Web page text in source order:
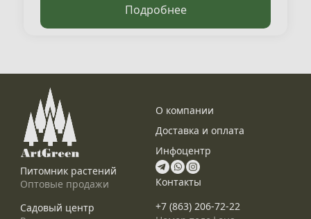
Подробнее
Питомник растений
Оптовые продажи
Садовый центр
О компании
Доставка и оплата
Инфоцентр
Контакты
+7 (863) 206-72-22